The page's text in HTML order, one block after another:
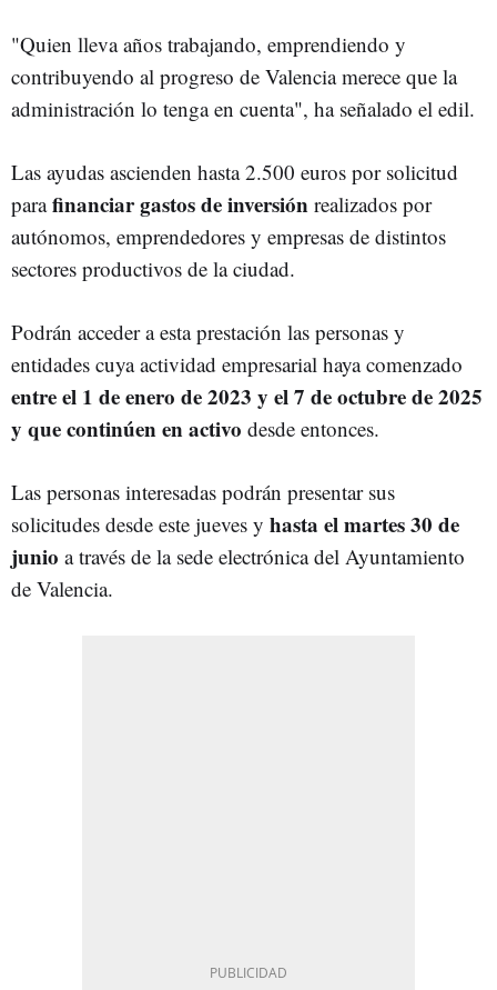
"Quien lleva años trabajando, emprendiendo y
contribuyendo al progreso de Valencia merece que la
administración lo tenga en cuenta", ha señalado el edil.
Las ayudas ascienden hasta 2.500 euros por solicitud
parafinanciar gastos de inversión realizados por
autónomos, emprendedores y empresas de distintos
sectores productivos de la ciudad.
Podrán acceder a esta prestación las personas y
entidades cuya actividad empresarial haya comenzado
entre el 1 de enero de 2023 y el 7 de octubre de 2025
y que continúen en activo desde entonces.
Las personas interesadas podrán presentar sus
solicitudes desde este jueves y hasta el martes 30 de
junio a través de la sede electrónica del Ayuntamiento
de Valencia.